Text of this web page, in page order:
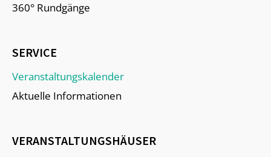
360° Rundgänge
SERVICE
Veranstaltungskalender
Aktuelle Informationen
VERANSTALTUNGSHÄUSER